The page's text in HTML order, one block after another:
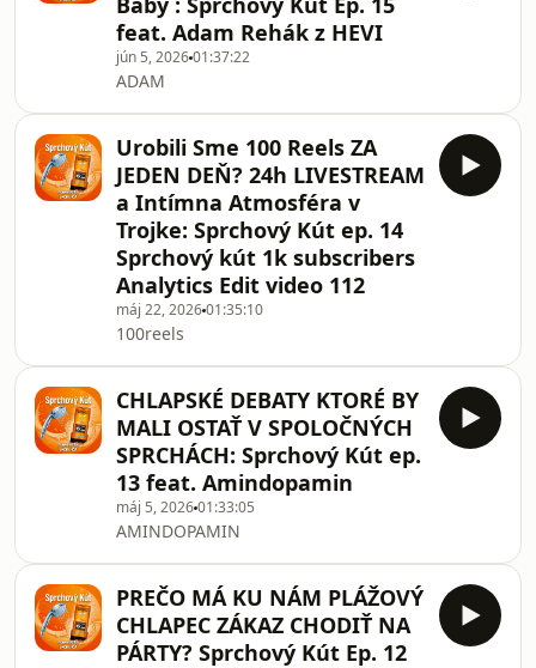
feat. Adam Rehák z HEVI
jún 5, 202601:37:22
ADAM
Urobili Sme 100 Reels ZA
JEDEN DEŇ? 24h LIVESTREAM
a Intímna Atmosféra v
Trojke: Sprchový Kút ep. 14
Sprchový kút 1k subscribers
Analytics Edit video 112
máj 22, 202601:35:10
100reels
CHLAPSKÉ DEBATY KTORÉ BY
MALI OSTAŤ V SPOLOČNÝCH
SPRCHÁCH: Sprchový Kút ep.
13 feat. Amindopamin
máj 5, 202601:33:05
AMINDOPAMIN
PREČO MÁ KU NÁM PLÁŽOVÝ
CHLAPEC ZÁKAZ CHODIŤ NA
PÁRTY? Sprchový Kút Ep. 12